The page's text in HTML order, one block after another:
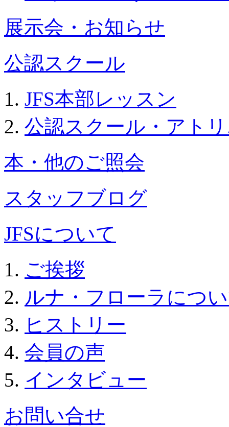
展示会・お知らせ
公認スクール
JFS本部レッスン
公認スクール・アト
本・他のご照会
スタッフブログ
JFSについて
ご挨拶
ルナ・フローラにつ
ヒストリー
会員の声
インタビュー
お問い合せ